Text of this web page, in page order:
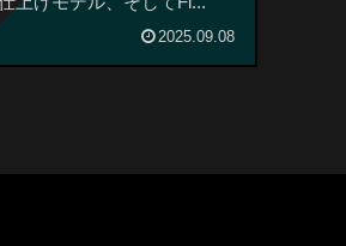
2025.09.08